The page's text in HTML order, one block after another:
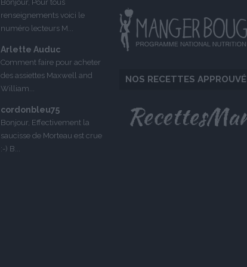
Bonjour, Pour tous
renseignements voici le
numéro lecteurs M...
Arlette Auduc
Comment faire pour acheter
des assiettes Maxwell and
William...
cordonbleu75
Bonjour, Effectivement la
saucisse de Morteau est crue
:-) B...
NOS RECETTES